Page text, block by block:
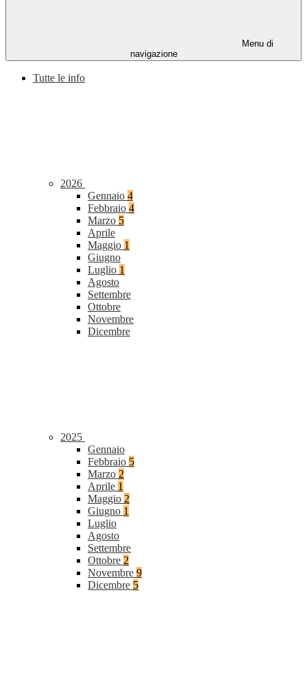
Menu di
navigazione
Tutte le info
2026
Gennaio 4
Febbraio 4
Marzo 5
Aprile
Maggio 1
Giugno
Luglio 1
Agosto
Settembre
Ottobre
Novembre
Dicembre
2025
Gennaio
Febbraio 5
Marzo 2
Aprile 1
Maggio 2
Giugno 1
Luglio
Agosto
Settembre
Ottobre 2
Novembre 9
Dicembre 5